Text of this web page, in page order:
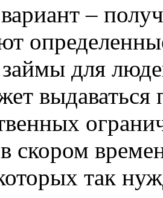
–
для
выдаваться
скором
так